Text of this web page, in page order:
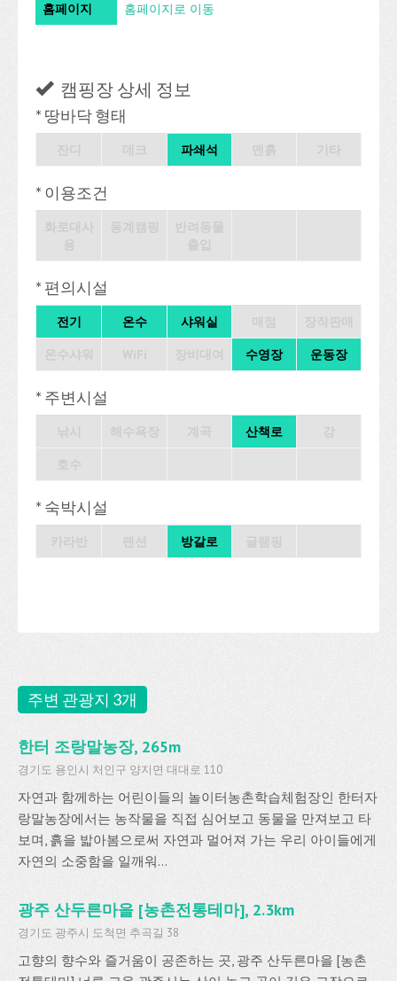
홈페이지 홈페이지로 이동
캠핑장 상세 정보
* 땅바닥 형태
파쇄석
* 이용조건
* 편의시설
전기 온수 샤워실
수영장 운동장
* 주변시설
산책로
* 숙박시설
방갈로
주변 관광지 3개
한터 조랑말농장, 265m
경기도 용인시 처인구 양지면 대대로 110
자연과 함께하는 어린이들의 놀이터농촌학습체험장인 한터자
랑말농장에서는 농작물을 직접 심어보고 동물을 만져보고 타
보며, 흙을 밟아봄으로써 자연과 멀어져 가는 우리 아이들에게
자연의 소중함을 일깨워...
광주 산두른마을 [농촌전통테마], 2.3km
경기도 광주시 도척면 추곡길 38
고향의 향수와 즐거움이 공존하는 곳, 광주 산두른마을 [농촌